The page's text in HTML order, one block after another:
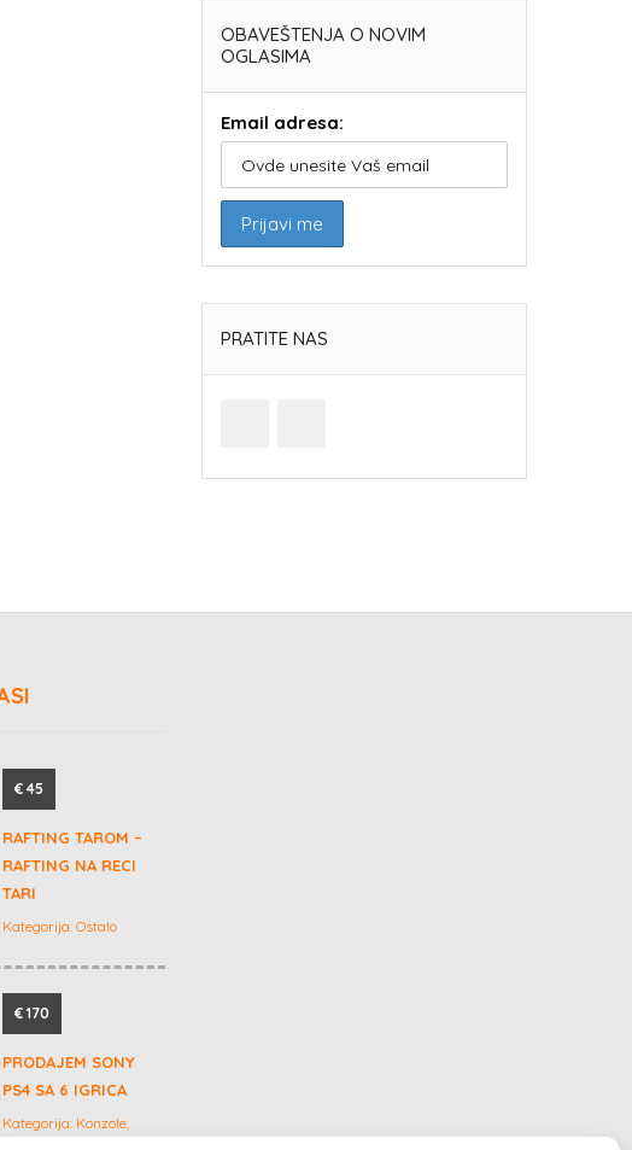
OBAVEŠTENJA O NOVIM
OGLASIMA
Email adresa:
PRATITE NAS
€ 45
RAFTING TAROM –
RAFTING NA RECI
TARI
Kategorija: Ostalo
€ 170
PRODAJEM SONY
PS4 SA 6 IGRICA
Kategorija: Konzole,